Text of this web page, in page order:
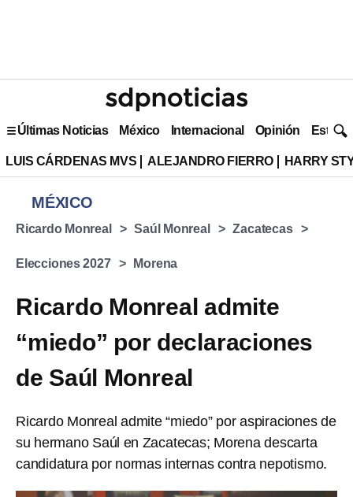
Últimas Noticias México Internacional Opinión Estilo
LUIS CÁRDENAS MVS ALEJANDRO FIERRO HARRY
MÉXICO
Ricardo Monreal Saúl Monreal Zacatecas
Elecciones 2027 Morena
Ricardo Monreal admite
“miedo” por declaraciones
de Saúl Monreal
Ricardo Monreal admite “miedo” por aspiraciones de
su hermano Saúl en Zacatecas; Morena descarta
candidatura por normas internas contra nepotismo.